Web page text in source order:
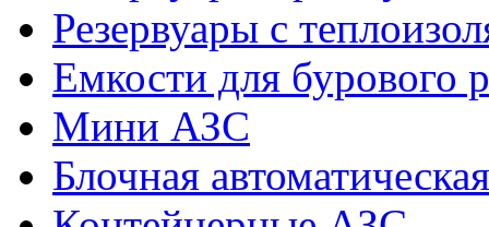
Резервуары с
Емкости для бурового
Мини АЗС
Блочная